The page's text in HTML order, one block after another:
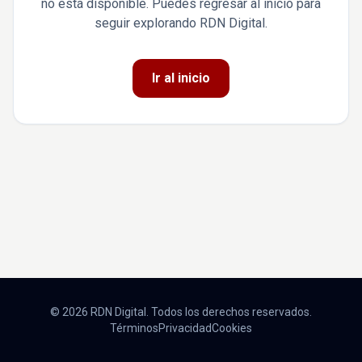
no está disponible. Puedes regresar al inicio para
seguir explorando RDN Digital.
Ir al inicio
© 2026 RDN Digital. Todos los derechos reservados.
TérminosPrivacidadCookies